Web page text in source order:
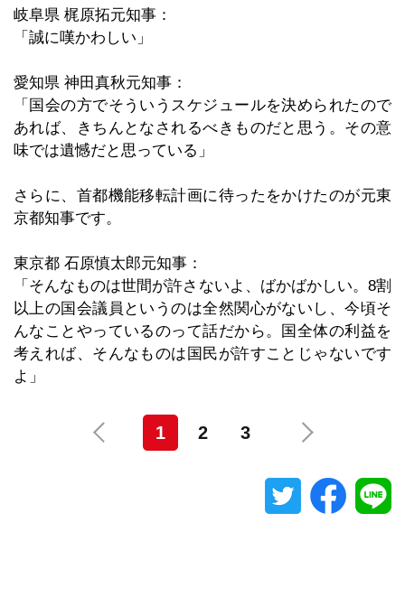
岐阜県 梶原拓元知事：
「誠に嘆かわしい」
愛知県 神田真秋元知事：
「国会の方でそういうスケジュールを決められたので
あれば、きちんとなされるべきものだと思う。その意
味では遺憾だと思っている」
さらに、首都機能移転計画に待ったをかけたのが元東
京都知事です。
東京都 石原慎太郎元知事：
「そんなものは世間が許さないよ、ばかばかしい。8割
以上の国会議員というのは全然関心がないし、今頃そ
んなことやっているのって話だから。国全体の利益を
考えれば、そんなものは国民が許すことじゃないです
よ」
1 2 3